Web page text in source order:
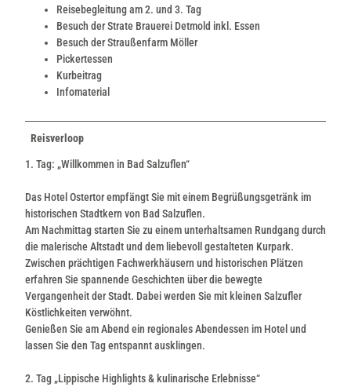
Reisebegleitung am 2. und 3. Tag
Besuch der Strate Brauerei Detmold inkl. Essen
Besuch der Straußenfarm Möller
Pickertessen
Kurbeitrag
Infomaterial
Reisverloop
1. Tag: „Willkommen in Bad Salzuflen“
Das Hotel Ostertor empfängt Sie mit einem Begrüßungsgetränk im
historischen Stadtkern von Bad Salzuflen.
Am Nachmittag starten Sie zu einem unterhaltsamen Rundgang durch
die malerische Altstadt und dem liebevoll gestalteten Kurpark.
Zwischen prächtigen Fachwerkhäusern und historischen Plätzen
erfahren Sie spannende Geschichten über die bewegte
Vergangenheit der Stadt. Dabei werden Sie mit kleinen Salzufler
Köstlichkeiten verwöhnt.
Genießen Sie am Abend ein regionales Abendessen im Hotel und
lassen Sie den Tag entspannt ausklingen.
2. Tag „Lippische Highlights & kulinarische Erlebnisse“